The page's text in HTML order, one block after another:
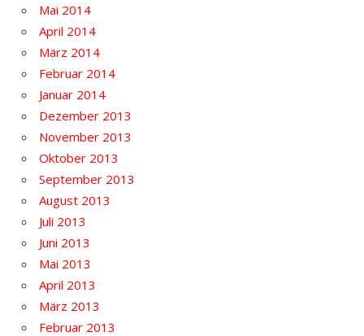
Mai 2014
April 2014
März 2014
Februar 2014
Januar 2014
Dezember 2013
November 2013
Oktober 2013
September 2013
August 2013
Juli 2013
Juni 2013
Mai 2013
April 2013
März 2013
Februar 2013